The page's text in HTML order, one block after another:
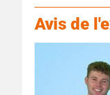
Avis de